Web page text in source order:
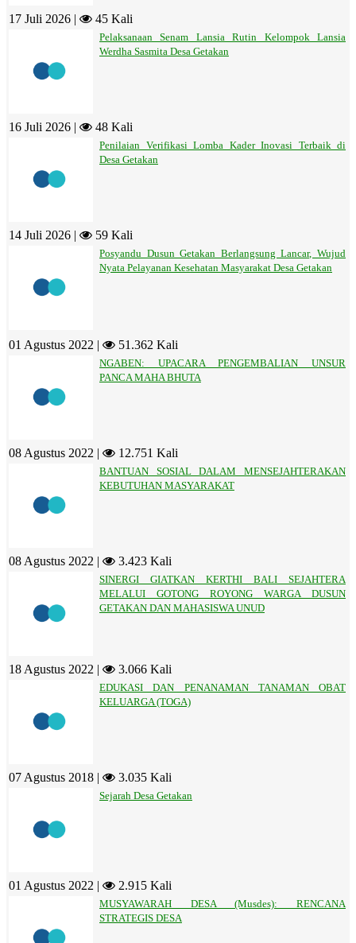
17 Juli 2026 | 45 Kali
Pelaksanaan Senam Lansia Rutin Kelompok Lansia
Werdha Sasmita Desa Getakan
16 Juli 2026 | 48 Kali
Penilaian Verifikasi Lomba Kader Inovasi Terbaik di
Desa Getakan
14 Juli 2026 | 59 Kali
Posyandu Dusun Getakan Berlangsung Lancar, Wujud
Nyata Pelayanan Kesehatan Masyarakat Desa Getakan
01 Agustus 2022 | 51.362 Kali
NGABEN: UPACARA PENGEMBALIAN UNSUR
PANCA MAHA BHUTA
08 Agustus 2022 | 12.751 Kali
BANTUAN SOSIAL DALAM MENSEJAHTERAKAN
KEBUTUHAN MASYARAKAT
08 Agustus 2022 | 3.423 Kali
SINERGI GIATKAN KERTHI BALI SEJAHTERA
MELALUI GOTONG ROYONG WARGA DUSUN
GETAKAN DAN MAHASISWA UNUD
18 Agustus 2022 | 3.066 Kali
EDUKASI DAN PENANAMAN TANAMAN OBAT
KELUARGA (TOGA)
07 Agustus 2018 | 3.035 Kali
Sejarah Desa Getakan
01 Agustus 2022 | 2.915 Kali
MUSYAWARAH DESA (Musdes): RENCANA
STRATEGIS DESA